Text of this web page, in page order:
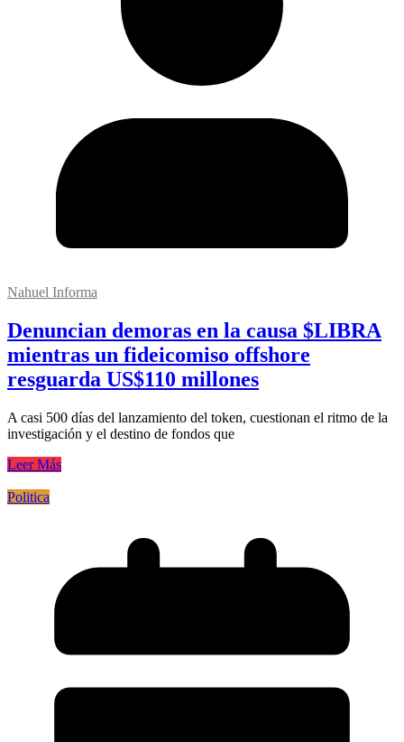
Nahuel Informa
Denuncian demoras en la causa $LIBRA
mientras un fideicomiso offshore
resguarda US$110 millones
A casi 500 días del lanzamiento del token, cuestionan el ritmo de la
investigación y el destino de fondos que
Leer Más
Politica